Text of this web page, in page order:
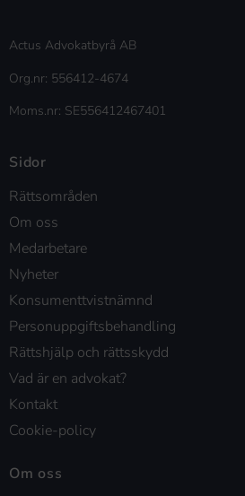
Actus Advokatbyrå AB
Org.nr: 556412-4674
Moms.nr: SE556412467401
Sidor
Rättsområden
Om oss
Medarbetare
Nyheter
Konsumenttvistnämnd
Personuppgiftsbehandling
Rättshjälp och rättsskydd
Vad är en advokat?
Kontakt
Cookie-policy
Om oss